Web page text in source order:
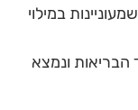
במילוי
הבריאות ונמצא